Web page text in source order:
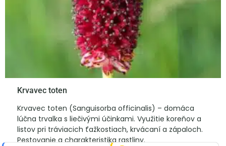
Krvavec toten
Krvavec toten (Sanguisorba officinalis) – domáca
lúčna trvalka s liečivými účinkami. Využitie koreňov a
listov pri tráviacich ťažkostiach, krvácaní a zápaloch.
Pestovanie a charakteristika rastliny.